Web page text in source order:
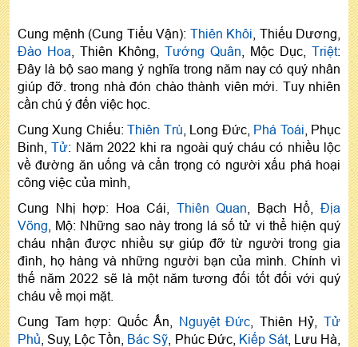
Cung mệnh (Cung Tiểu Vận): Thiên Khôi , Thiếu Dương,
Đào Hoa , Thiên Không, Tướng Quân , Mộc Dục, Triệt:
Đây là bộ sao mang ý nghĩa trong năm nay có quý nhân
giúp đỡ. trong nhà đón chào thành viên mới. Tuy nhiên
cần chú ý đến việc học.
Cung Xung Chiếu:Thiên Trù , Long Đức, Phá Toái , Phục
Binh,Tử: Năm 2022 khi ra ngoài quý cháu có nhiều lộc
về đường ăn uống và cẩn trọng có người xấu phá hoại
công việc của mình,
Cung Nhị hợp: Hoa Cái, Thiên Quan , Bạch Hổ,Địa
Võng , Mộ: Những sao này trong lá số tử vi thể hiện quý
cháu nhận được nhiều sự giúp đỡ từ người trong gia
đình, họ hàng và những người bạn của mình. Chính vì
thế năm 2022 sẽ là một năm tương đối tốt đối với quý
cháu về mọi mặt.
Cung Tam hợp: Quốc Ấn, Nguyệt Đức , Thiên Hỷ,Tử
Phủ , Suy, Lộc Tồn, Bác Sỹ , Phúc Đức, Kiếp Sát, Lưu Hà,